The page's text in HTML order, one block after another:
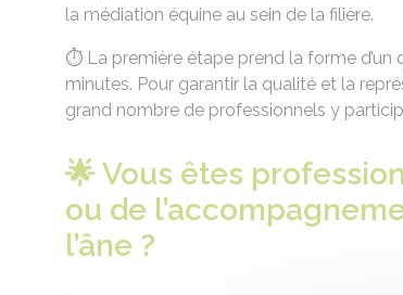
la médiation équine au sein de la filière.
⏱️ La première étape prend la forme d’un
minutes. Pour garantir la qualité et la
grand nombre de professionnels y
🌟 Vous êtes
ou de
l’âne ?